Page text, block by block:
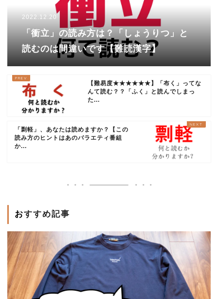
2022.12.20
「衝立」の読み方は？「しょうりつ」と
読むのは間違いです【難読漢字】
【難易度★★★★★★】「布く」ってな
んて読む？？「ふく」と読んでしまっ
た...
「剽軽」、あなたは読めますか？【この
読み方のヒントはあのバラエティ番組
か...
おすすめ記事